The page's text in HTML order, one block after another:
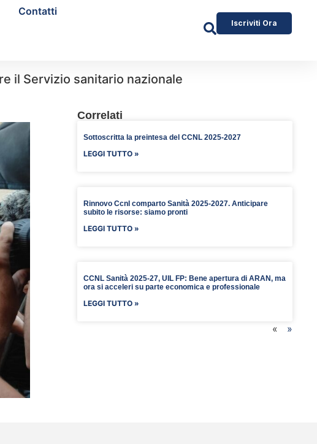
Contatti
Iscriviti Ora
il Servizio sanitario nazionale
Correlati
Sottoscritta la preintesa del CCNL 2025-2027
LEGGI TUTTO »
Rinnovo Ccnl comparto Sanità 2025-2027. Anticipare
subito le risorse: siamo pronti
LEGGI TUTTO »
CCNL Sanità 2025-27, UIL FP: Bene apertura di ARAN, ma
ora si acceleri su parte economica e professionale
LEGGI TUTTO »
« »